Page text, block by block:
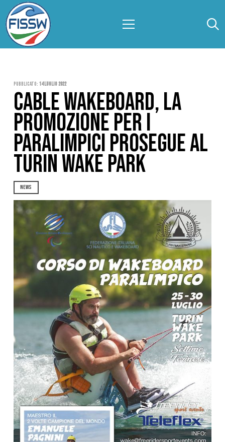
Pubblicato: 14 Luglio 2022
CABLE WAKEBOARD, LA
PROMOZIONE PER I
PARALIMPICI PROSEGUE AL
TURIN WAKE PARK
NEWS